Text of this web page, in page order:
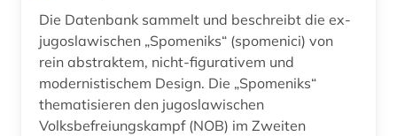
Die Datenbank sammelt und beschreibt die ex-
jugoslawischen „Spomeniks“ (spomenici) von
rein abstraktem, nicht-figurativem und
modernistischem Design. Die „Spomeniks“
thematisieren den jugoslawischen
Volksbefreiungskampf (NOB) im Zweiten